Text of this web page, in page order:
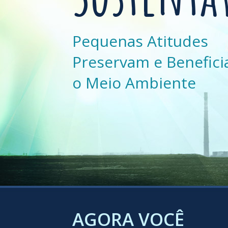
Pequenas Atitudes
Preservam e
o Meio Ambiente
AGORA VOCÊ